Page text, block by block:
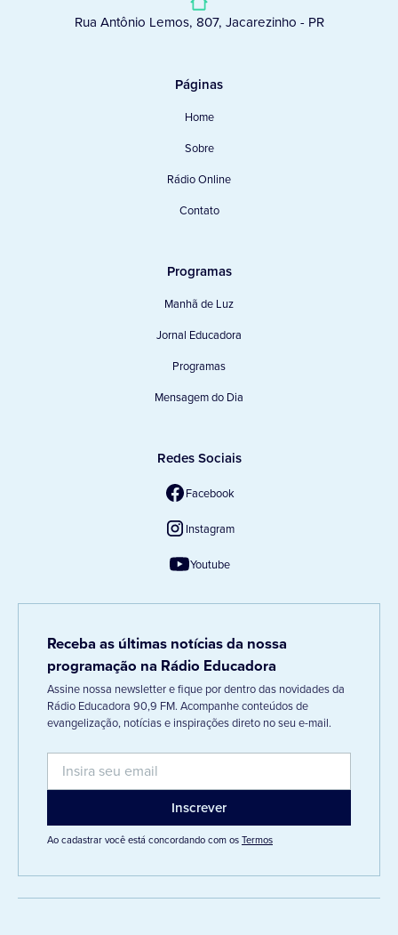
Rua Antônio Lemos, 807, Jacarezinho - PR
Páginas
Home
Sobre
Rádio Online
Contato
Programas
Manhã de Luz
Jornal Educadora
Programas
Mensagem do Dia
Redes Sociais
Facebook
Instagram
Youtube
Receba as últimas notícias da nossa
programação na Rádio Educadora
Assine nossa newsletter e fique por dentro das novidades da
Rádio Educadora 90,9 FM. Acompanhe conteúdos de
evangelização, notícias e inspirações direto no seu e-mail.
Ao cadastrar você está concordando com osTermos